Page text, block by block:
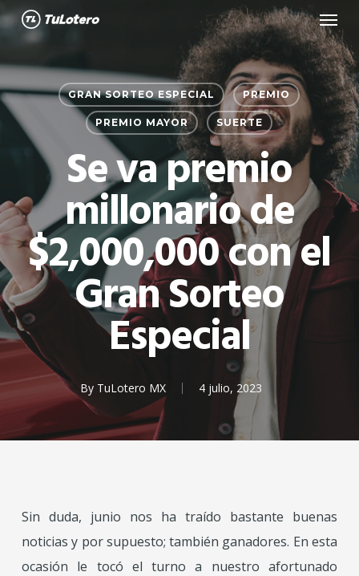
Skip
main
content
Menu
GRAN SORTEO ESPECIAL PREMIO
PREMIO MAYOR SUERTE
Se va premio
millonario de
$2,000,000 con el
Gran Sorteo
Especial
By TuLotero MX 4 julio, 2023
Sin duda, junio nos ha traído bastante buenas
noticias y por supuesto; también ganadores. En esta
ocasión le tocó el turno a nuestro afortunado